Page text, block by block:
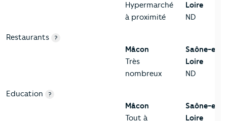
Hypermarché
à proximité
Loire
ND
Restaurants ?
Mâcon
Très
nombreux
Saône-et-
Loire
ND
Education ?
Mâcon
Tout à
Saône-et-
Loire